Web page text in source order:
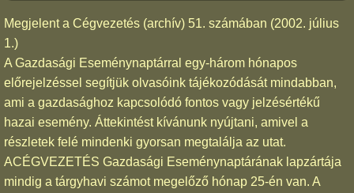
Megjelent a Cégvezetés (archív) 51. számában (2002. július
1.)
A Gazdasági Eseménynaptárral egy-három hónapos
előrejelzéssel segítjük olvasóink tájékozódását mindabban,
ami a gazdasághoz kapcsolódó fontos vagy jelzésértékű
hazai esemény. Áttekintést kívánunk nyújtani, amivel a
részletek felé mindenki gyorsan megtalálja az utat.
ACÉGVEZETÉS Gazdasági Eseménynaptárának lapzártája
mindig a tárgyhavi számot megelőző hónap 25-én van. A